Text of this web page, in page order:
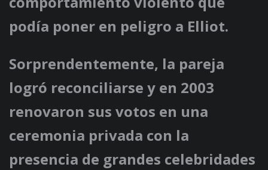
podía poner en peligro a Elliot.
Sorprendentemente, la pareja
logró reconciliarse y en 2003
renovaron sus votos en una
ceremonia privada con la
presencia de grandes celebridades